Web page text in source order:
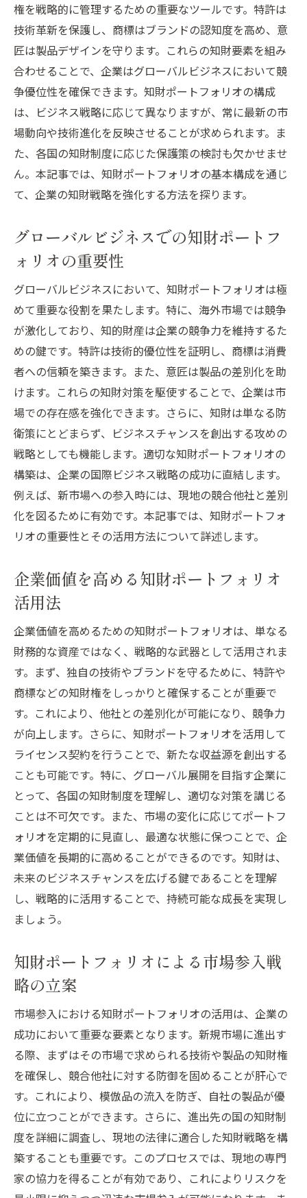
権を戦略的に管理するための重要なツールです。特許は
技術革新を保護し、商標はブランドの認知度を高め、意
匠は製品デザインを守ります。これらの知財要素を組み
合わせることで、企業はグローバルビジネスにおいて競
争優位性を確保できます。知財ポートフォリオの構成
は、ビジネス戦略に応じて異なりますが、常に最新の市
場動向や技術進化を反映させることが求められます。ま
た、各国の知財制度に応じた保護策の検討も欠かせませ
ん。本記事では、知財ポートフォリオの基本構成を通じ
て、企業の知財戦略を強化する方法を探ります。
グローバルビジネスでの知財ポートフ
ォリオの重要性
グローバルビジネスにおいて、知財ポートフォリオは極
めて重要な役割を果たします。特に、海外市場では競争
が激化しており、知的財産は企業の競争力を維持するた
めの鍵です。特許は技術的優位性を証明し、商標は消費
者への信頼を築きます。また、意匠は製品の差別化を助
けます。これらの知財対策を駆使することで、企業は市
場での存在感を強化できます。さらに、知財は単なる防
衛策にとどまらず、ビジネスチャンスを創出する攻めの
戦略としても機能します。適切な知財ポートフォリオの
構築は、企業の国際ビジネス戦略の成功に直結します。
例えば、新市場への参入時には、現地の競合他社と差別
化を図るために有効です。本記事では、知財ポートフォ
リオの重要性とその活用方法について詳述します。
企業価値を高める知財ポートフォリオ
活用法
企業価値を高めるための知財ポートフォリオは、単なる
財務的な資産ではなく、戦略的な武器として活用されま
す。まず、独自の技術やブランドを守るために、特許や
商標などの知財権をしっかりと確保することが重要で
す。これにより、他社との差別化が可能になり、競争力
が向上します。さらに、知財ポートフォリオを活用して
ライセンス契約を行うことで、新たな収益源を創出する
ことも可能です。特に、グローバル展開を目指す企業に
とって、各国の知財制度を理解し、適切な対策を講じる
ことは不可欠です。また、市場の変化に応じてポートフ
ォリオを定期的に見直し、最適な状態に保つことで、企
業価値を長期的に高めることができるのです。知財は、
未来のビジネスチャンスを広げる鍵であることを理解
し、戦略的に活用することで、持続可能な成長を実現し
ましょう。
知財ポートフォリオによる市場参入戦
略の立案
市場参入における知財ポートフォリオの活用は、企業の
成功において重要な要素となります。新規市場に進出す
る際、まずはその市場で求められる技術や製品の知財権
を確保し、競合他社に対する防御を固めることが肝心で
す。これにより、模倣品の流入を防ぎ、自社の製品が優
位に立つことができます。さらに、進出先の国の知財制
度を詳細に調査し、現地の法律に適合した知財戦略を構
築することも重要です。このプロセスでは、現地の専門
家の協力を得ることが有効であり、これによりリスクを